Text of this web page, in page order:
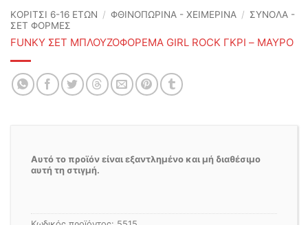
ΚΟΡΙΤΣΙ 6-16 ΕΤΩΝ / ΦΘΙΝΟΠΩΡΙΝΆ - ΧΕΙΜΕΡΙΝΆ / ΣΥΝΟΛΑ -
ΣΕΤ ΦΟΡΜΕΣ
FUNKY ΣΕΤ ΜΠΛΟΥΖΟΦΟΡΕΜΑ GIRL ROCK ΓΚΡΙ – ΜΑΥΡΟ
Αυτό το προϊόν είναι εξαντλημένο και μή διαθέσιμο
αυτή τη στιγμή.